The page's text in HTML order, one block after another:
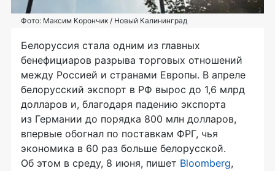
Фото: Максим Корончик / Новый Калининград
Белоруссия стала одним из главных
бенефициаров разрыва торговых отношений
между Россией и странами Европы. В апреле
белорусский экспорт в РФ вырос до 1,6 млрд
долларов и, благодаря падению экспорта
из Германии до порядка 800 млн долларов,
впервые обогнал по поставкам ФРГ, чья
экономика в 60 раз больше белорусской.
Об этом в среду, 8 июня, пишет Bloomberg,